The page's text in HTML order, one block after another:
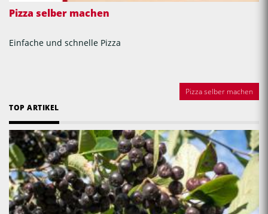
Pizza selber machen
Einfache und schnelle Pizza
Pizza selber machen
TOP ARTIKEL